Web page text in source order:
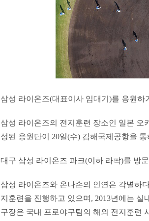
삼성 라이온즈(대표이사 임대기 )를 응원하
삼성 라이온즈의 전지훈련 장소인 일본 오
성된 응원단이 20일(수) 김해국제공항을 통
대구 삼성 라이온즈 파크(이하 라팍)를 방
삼성 라이온즈와 온나손의 인연은 각별하
지훈련을 진행하고 있으며, 2013년에는 실
구장은 국내 프로야구팀의 해외 전지훈련